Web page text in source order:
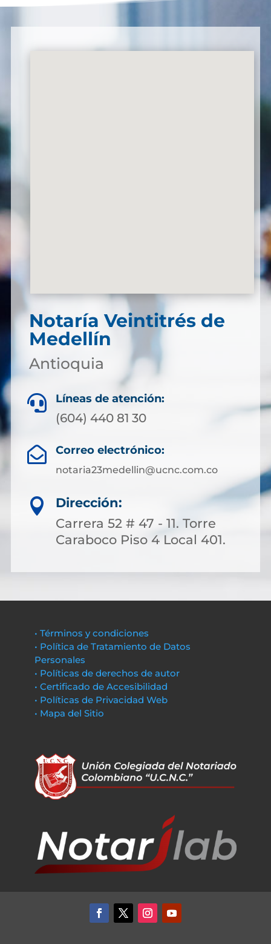
Notaría Veintitrés de
Medellín
Antioquia
 Líneas de atención:
(604) 440 81 30
 Correo electrónico:
notaria23medellin@ucnc.com.co

Dirección:
Carrera 52 # 47 - 11. Torre
Caraboco Piso 4 Local 401.
• Términos y condiciones
• Política de Tratamiento de Datos
Personales
• Políticas de derechos de autor
• Certificado de Accesibilidad
• Políticas de Privacidad Web
• Mapa del Sitio